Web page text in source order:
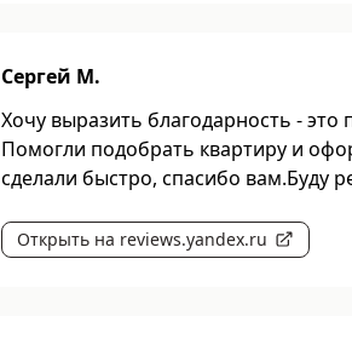
Сергей М.
Хочу выразить благодарность - это
Помогли подобрать квартиру и
сделали быстро, спасибо вам.Буду
Открыть на reviews.yandex.ru